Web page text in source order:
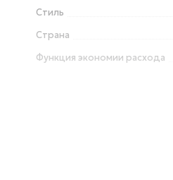
Стиль
Страна
Функция экономии расхода